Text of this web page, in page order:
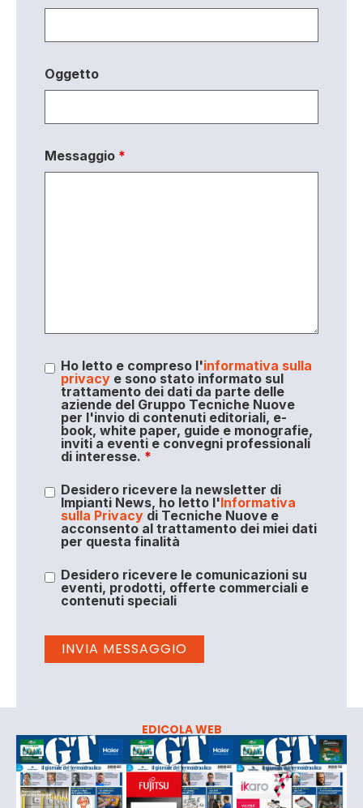
Oggetto
Messaggio *
Ho letto e compreso l'informativa sulla
privacye sono stato informato sul
trattamento dei dati da parte delle
aziende del Gruppo Tecniche Nuove
per l'invio di contenuti editoriali, e-
book, white paper, guide e monografie,
inviti a eventi e convegni professionali
di interesse. *
Desidero ricevere la newsletter di
Impianti News, ho letto l'Informativa
sulla Privacydi Tecniche Nuove e
acconsento al trattamento dei miei dati
per questa finalità
Desidero ricevere le comunicazioni su
eventi, prodotti, offerte commerciali e
contenuti speciali
EDICOLA WEB